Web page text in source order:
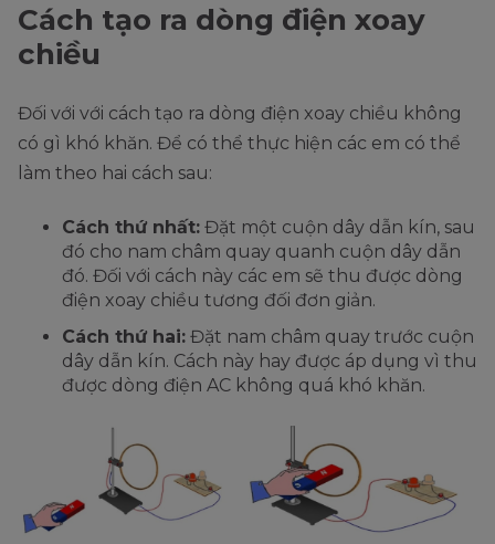
Cách tạo ra dòng điện xoay
chiều
Đối với với cách tạo ra dòng điện xoay chiều không
có gì khó khăn. Để có thể thực hiện các em có thể
làm theo hai cách sau:
Cách thứ nhất: Đặt một cuộn dây dẫn kín, sau
đó cho nam châm quay quanh cuộn dây dẫn
đó. Đối với cách này các em sẽ thu được dòng
điện xoay chiều tương đối đơn giản.
Cách thứ hai: Đặt nam châm quay trước cuộn
dây dẫn kín. Cách này hay được áp dụng vì thu
được dòng điện AC không quá khó khăn.